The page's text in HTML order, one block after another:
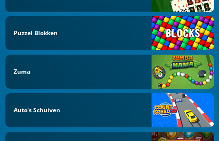
Puzzel Blokken
Zuma
Auto's Schuiven